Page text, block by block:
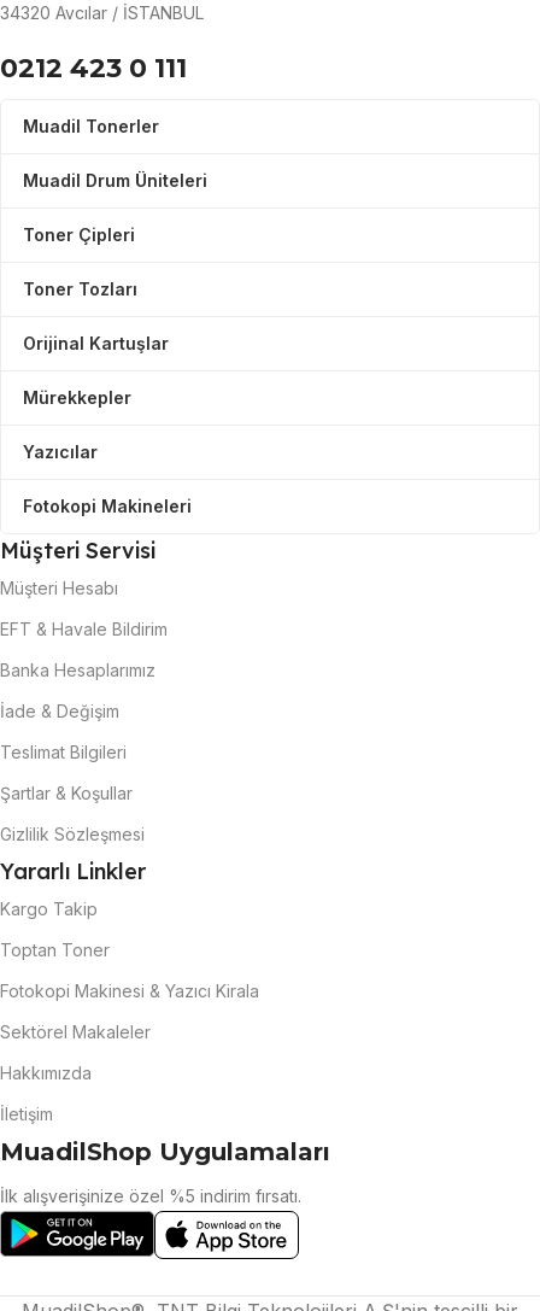
34320 Avcılar / İSTANBUL
0212 423 0 111
Muadil Tonerler
Muadil Drum Üniteleri
Toner Çipleri
Toner Tozları
Orijinal Kartuşlar
Mürekkepler
Yazıcılar
Fotokopi Makineleri
Müşteri Servisi
Müşteri Hesabı
EFT & Havale Bildirim
Banka Hesaplarımız
İade & Değişim
Teslimat Bilgileri
Şartlar & Koşullar
Gizlilik Sözleşmesi
Yararlı Linkler
Kargo Takip
Toptan Toner
Fotokopi Makinesi & Yazıcı Kirala
Sektörel Makaleler
Hakkımızda
İletişim
MuadilShop Uygulamaları
İlk alışverişinize özel %5 indirim fırsatı.